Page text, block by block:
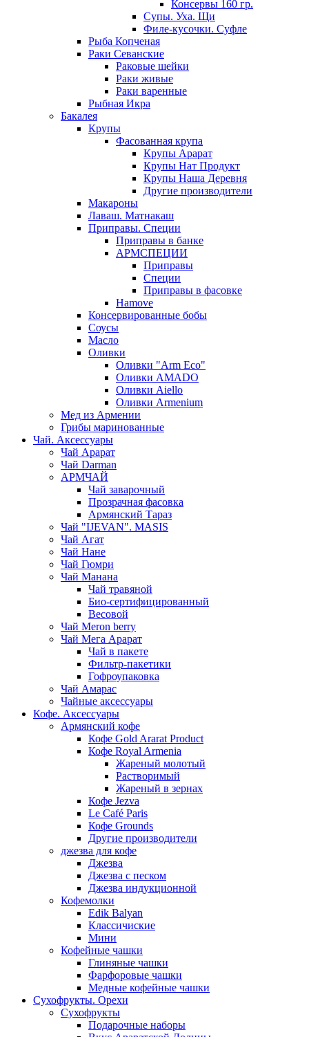
Консервы 160 гр.
Супы. Уха. Щи
Филе-кусочки. Суфле
Рыба Копченая
Раки Севанские
Раковые шейки
Раки живые
Раки варенные
Рыбная Икра
Бакалея
Крупы
Фасованная крупа
Крупы Арарат
Крупы Нат Продукт
Крупы Наша Деревня
Другие производители
Макароны
Лаваш. Матнакаш
Приправы. Специи
Приправы в банке
АРМСПЕЦИИ
Приправы
Специи
Приправы в фасовке
Hamove
Консервированные бобы
Соусы
Масло
Оливки
Оливки "Arm Eco"
Оливки AMADO
Оливки Aiello
Оливки Armenium
Мед из Армении
Грибы маринованные
Чай. Аксессуары
Чай Арарат
Чай Darman
АРМЧАЙ
Чай заварочный
Прозрачная фасовка
Армянский Тараз
Чай "IJEVAN". MASIS
Чай Агат
Чай Нане
Чай Гюмри
Чай Манана
Чай травяной
Био-сертифицированный
Весовой
Чай Meron berry
Чай Мега Арарат
Чай в пакете
Фильтр-пакетики
Гофроупаковка
Чай Амарас
Чайные аксессуары
Кофе. Аксессуары
Армянский кофе
Кофе Gold Ararat Product
Кофе Royal Armenia
Жареный молотый
Растворимый
Жареный в зернах
Кофе Jezva
Le Café Paris
Кофе Grounds
Другие производители
джезва для кофе
Джезва
Джезва с песком
Джезва индукционной
Кофемолки
Edik Balyan
Классичиские
Мини
Кофейные чашки
Глиняные чашки
Фарфоровые чашки
Медные кофейные чашки
Сухофрукты. Орехи
Сухофрукты
Подарочные наборы